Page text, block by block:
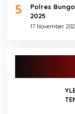
5
Polres
2025
17 November